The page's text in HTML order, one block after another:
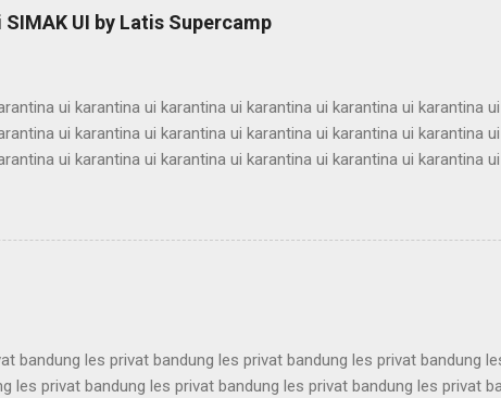
supercamp ui supercamp ui supercamp ui supercamp ui
ui supercamp ui supercamp ui supercamp ui supercamp ui
supercamp ui supercamp ui supercamp ui supercamp ui supercamp
UI by Latis Supercamp
ui karantina ui karantina ui karantina ui karantina ui karantina
ui karantina ui karantina ui karantina ui karantina ui karantina
ui karantina ui karantina ui karantina ui karantina ui karantina ui
ui karantina ui karantina ui karantina ui karantina ui karantina
ui karantina ui karantina ui karantina ui karantina ui karantina
ui karantina ui karantina ui karantina ui karantina ui karantina ui
bandung les privat bandung les privat bandung les privat bandung
les privat bandung les privat bandung les privat bandung les privat